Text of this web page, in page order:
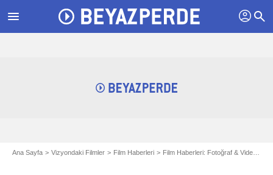
menu profil search
Ana Sayfa Vizyondaki Filmler Film Haberleri Film Haberleri: Fotoğraf & Videolar